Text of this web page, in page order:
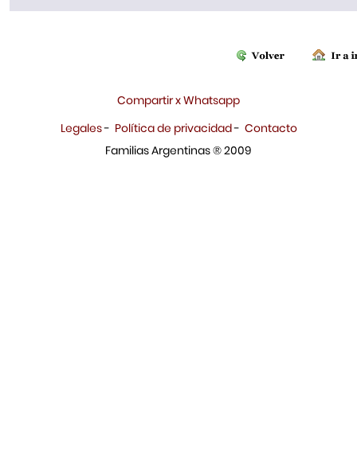
Compartir x Whatsapp
Legales- Política de privacidad- Contacto
Familias Argentinas ® 2009